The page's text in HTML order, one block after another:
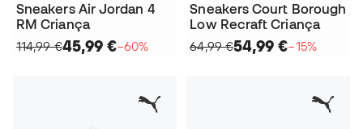
Sneakers Air Jordan 4
RM Criança
114,99 €45,99 €−60%
Sneakers Court Borough
Low Recraft Criança
64,99 €54,99 €−15%